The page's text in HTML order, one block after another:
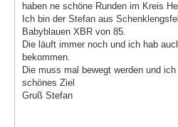
haben ne schöne Runden im Kreis
Ich bin der Stefan aus
Babyblauen XBR von 85.
Die läuft immer noch und ich hab
bekommen.
Die muss mal bewegt werden und
schönes Ziel
Gruß Stefan